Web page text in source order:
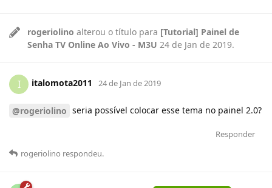
rogeriolino alterou o título para [Tutorial] Painel de
Senha TV Online Ao Vivo - M3U 24 de Jan de 2019.
I italomota2011 24 de Jan de 2019
@rogeriolino seria possível colocar esse tema no painel 2.0?
Responder
rogeriolino respondeu.